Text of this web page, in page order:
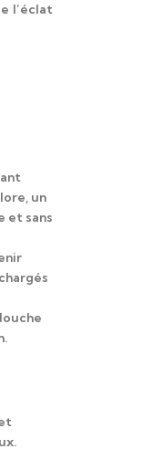
l’éclat
un
et sans